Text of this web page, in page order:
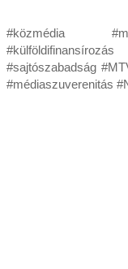
#közmédia
#sajtószabadság
#médiaszuverenitás